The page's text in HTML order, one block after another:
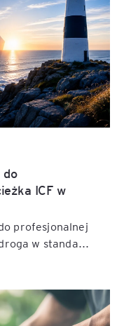
do
ICF w
profesjonalnej
w standa...